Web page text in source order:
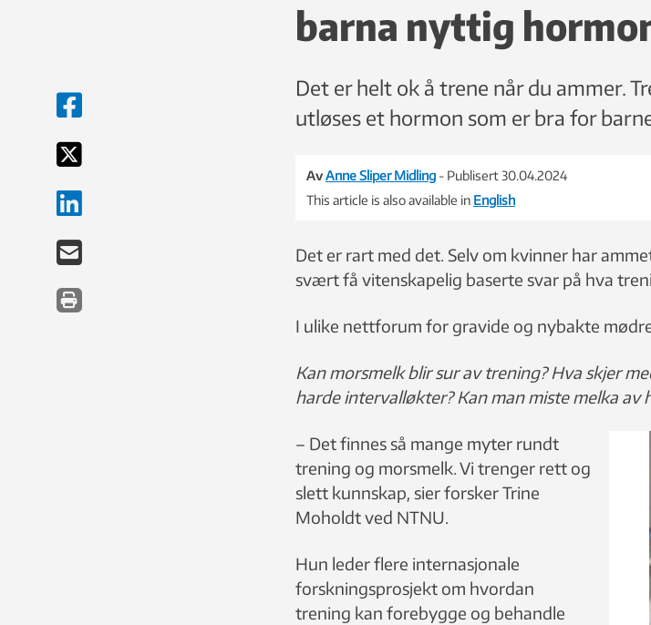
barna nyttig
Det er helt ok å trene når du ammer.
utløses et hormon som er bra for
AvAnne Sliper Midling - Publisert 30.04.2024
This article is also available in English
Det er rart med det. Selv om kvinner har
svært få vitenskapelig baserte svar på hva
I ulike nettforum for gravide og nybakte
Kan morsmelk blir sur av trening? Hva skjer
harde intervalløkter? Kan man miste melka av
– Det finnes så mange myter rundt
trening og morsmelk. Vi trenger rett og
slett kunnskap, sier forsker Trine
Moholdt ved NTNU.
Hun leder flere internasjonale
forskningsprosjekt om hvordan
trening kan forebygge og behandle